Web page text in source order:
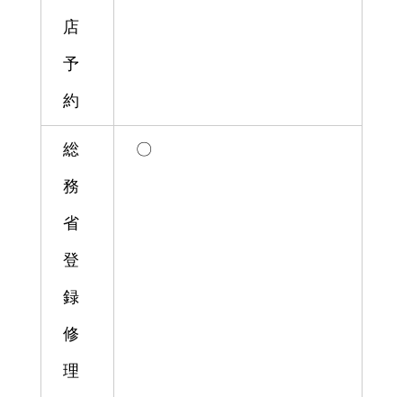
店
予
約
総
務
省
登
録
修
理
〇